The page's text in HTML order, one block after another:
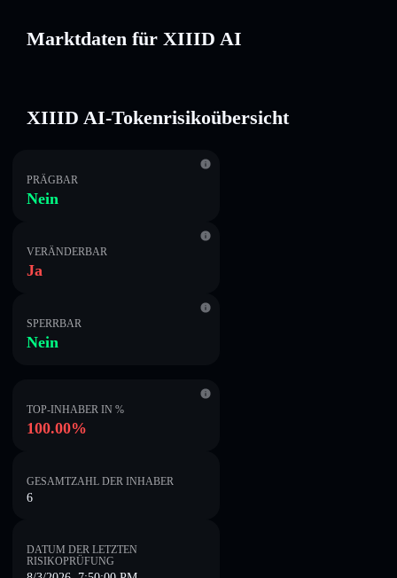
Marktdaten für XIIID AI
XIIID AI-Tokenrisikoübersicht
PRÄGBAR
Nein
VERÄNDERBAR
Ja
SPERRBAR
Nein
TOP-INHABER IN %
100.00%
GESAMTZAHL DER INHABER
6
DATUM DER LETZTEN
RISIKOPRÜFUNG